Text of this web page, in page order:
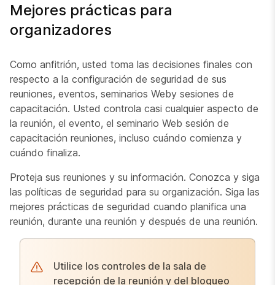
Mejores prácticas para
organizadores
Como anfitrión, usted toma las decisiones finales con
respecto a la configuración de seguridad de sus
reuniones, eventos, seminarios Weby sesiones de
capacitación. Usted controla casi cualquier aspecto de
la reunión, el evento, el seminario Web sesión de
capacitación reuniones, incluso cuándo comienza y
cuándo finaliza.
Proteja sus reuniones y su información. Conozca y siga
las políticas de seguridad para su organización. Siga las
mejores prácticas de seguridad cuando planifica una
reunión, durante una reunión y después de una reunión.
Utilice los controles de la sala de
recepción de la reunión y del bloqueo